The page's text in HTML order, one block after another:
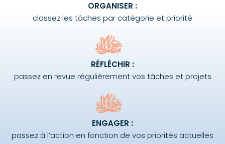
ORGANISER :
classez les tâches par catégorie et priorité
RÉFLÉCHIR :
passez en revue régulièrement vos tâches et projets
ENGAGER :
passez à l’action en fonction de vos priorités actuelles